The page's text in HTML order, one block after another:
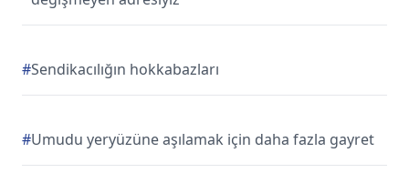
#Sendikacılığın hokkabazları
#Umudu yeryüzüne aşılamak için daha fazla gayret